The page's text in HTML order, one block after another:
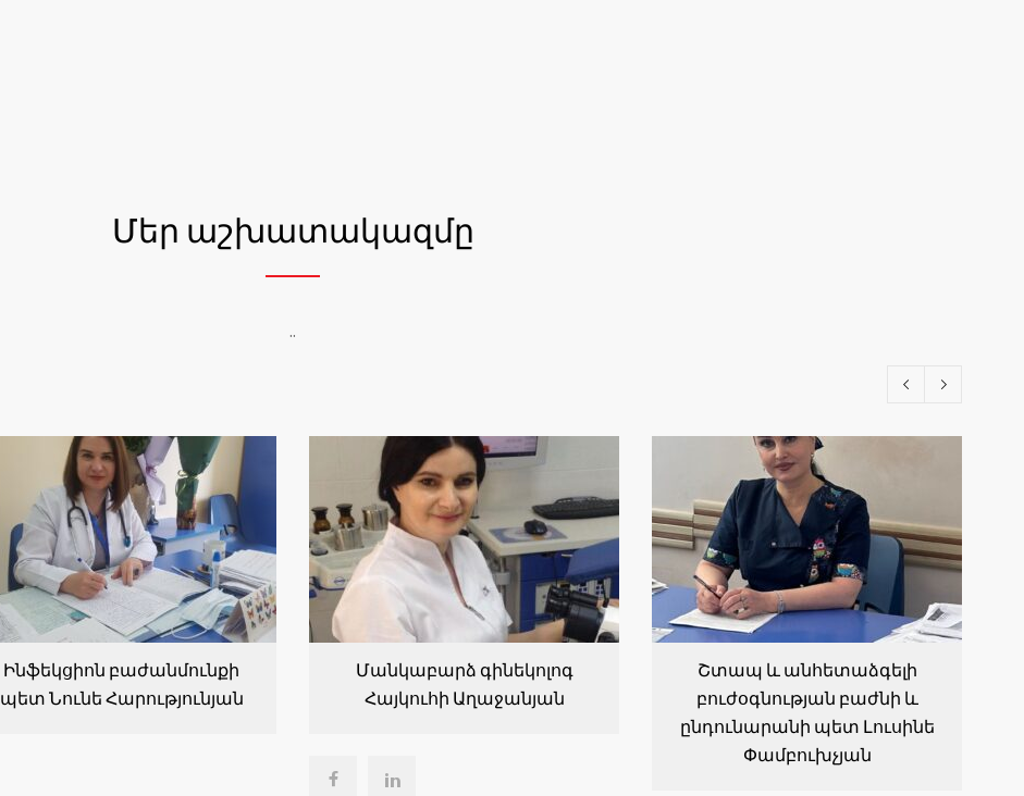
Մեր աշխատակազմը
..
Ինֆեկցիոն բաժանմունքի
պետ Նունե Հարությունյան
Մանկաբարձ գինեկոլոգ
Հայկուհի Աղաջանյան
Շտապ և անհետաձգելի
բուժօգնության բաժնի և
ընդունարանի պետ Լուսինե
Փամբուխչյան